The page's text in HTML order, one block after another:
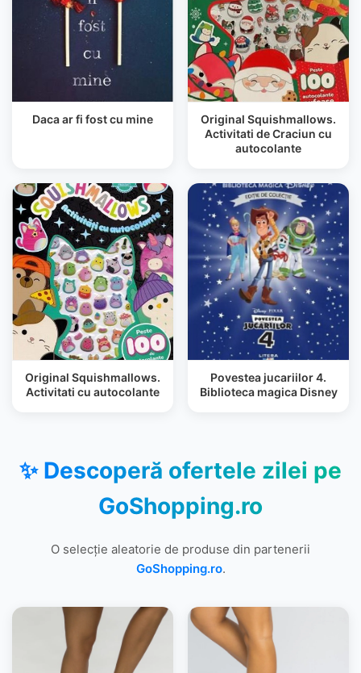
Daca ar fi fost cu mine
Original Squishmallows.
Activitati de Craciun cu
autocolante
Original Squishmallows.
Activitati cu autocolante
Povestea jucariilor 4.
Biblioteca magica Disney
✨ Descoperă ofertele zilei pe
GoShopping.ro
O selecție aleatorie de produse din partenerii
GoShopping.ro.